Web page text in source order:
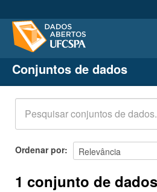
Conjuntos de dados
Organizações
Grupos
Sobre
Conjuntos de dados
Ordenar por
1 conjunto de